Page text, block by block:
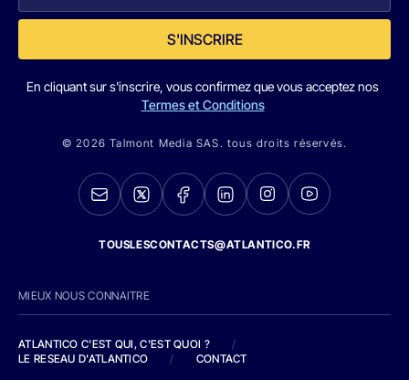
S'INSCRIRE
En cliquant sur s'inscrire, vous confirmez que vous acceptez nos
Termes et Conditions
© 2026 Talmont Media SAS. tous droits réservés.
TOUSLESCONTACTS@ATLANTICO.FR
MIEUX NOUS CONNAITRE
ATLANTICO C'EST QUI, C'EST QUOI ?
/
LE RESEAU D'ATLANTICO
/ CONTACT